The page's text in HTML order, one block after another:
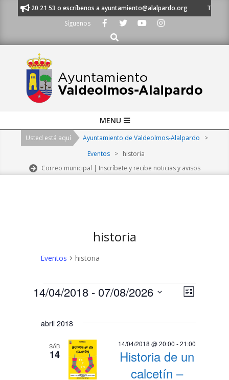
al 91 620 21 53 o escríbenos a ayuntamiento@alalpardo.org
TE
Síguenos
Buscar
Navigation
MENU
Usted está aquí Ayuntamiento de Valdeolmos-Alalpardo
>
Eventos > historia
Correo municipal | Inscríbete y recibe noticias y avisos
historia
Eventos historia
Eventos
N
v
e
g
N
g
a
Lista
14/04/2018 - 07/08/2026
fecha.
abril 2018
SÁB
14
Historia de un
calcetín –
14/04/2018 @ 20:00 -21:00